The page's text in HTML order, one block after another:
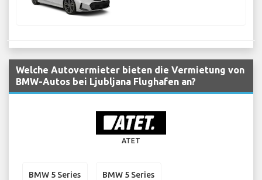
Welche Autovermieter bieten die Vermietung von
BMW-Autos bei Ljubljana Flughafen an?
ATET
BMW 5 Series BMW 5 Series